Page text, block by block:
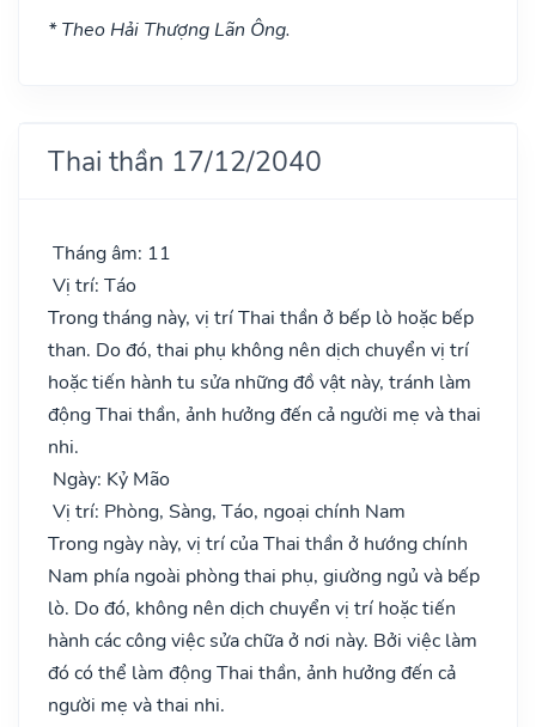
* Theo Hải Thượng Lãn Ông.
Thai thần 17/12/2040
Tháng âm: 11
Vị trí: Táo
Trong tháng này, vị trí Thai thần ở bếp lò hoặc bếp
than. Do đó, thai phụ không nên dịch chuyển vị trí
hoặc tiến hành tu sửa những đồ vật này, tránh làm
động Thai thần, ảnh hưởng đến cả người mẹ và thai
nhi.
Ngày: Kỷ Mão
Vị trí: Phòng, Sàng, Táo, ngoại chính Nam
Trong ngày này, vị trí của Thai thần ở hướng chính
Nam phía ngoài phòng thai phụ, giường ngủ và bếp
lò. Do đó, không nên dịch chuyển vị trí hoặc tiến
hành các công việc sửa chữa ở nơi này. Bởi việc làm
đó có thể làm động Thai thần, ảnh hưởng đến cả
người mẹ và thai nhi.